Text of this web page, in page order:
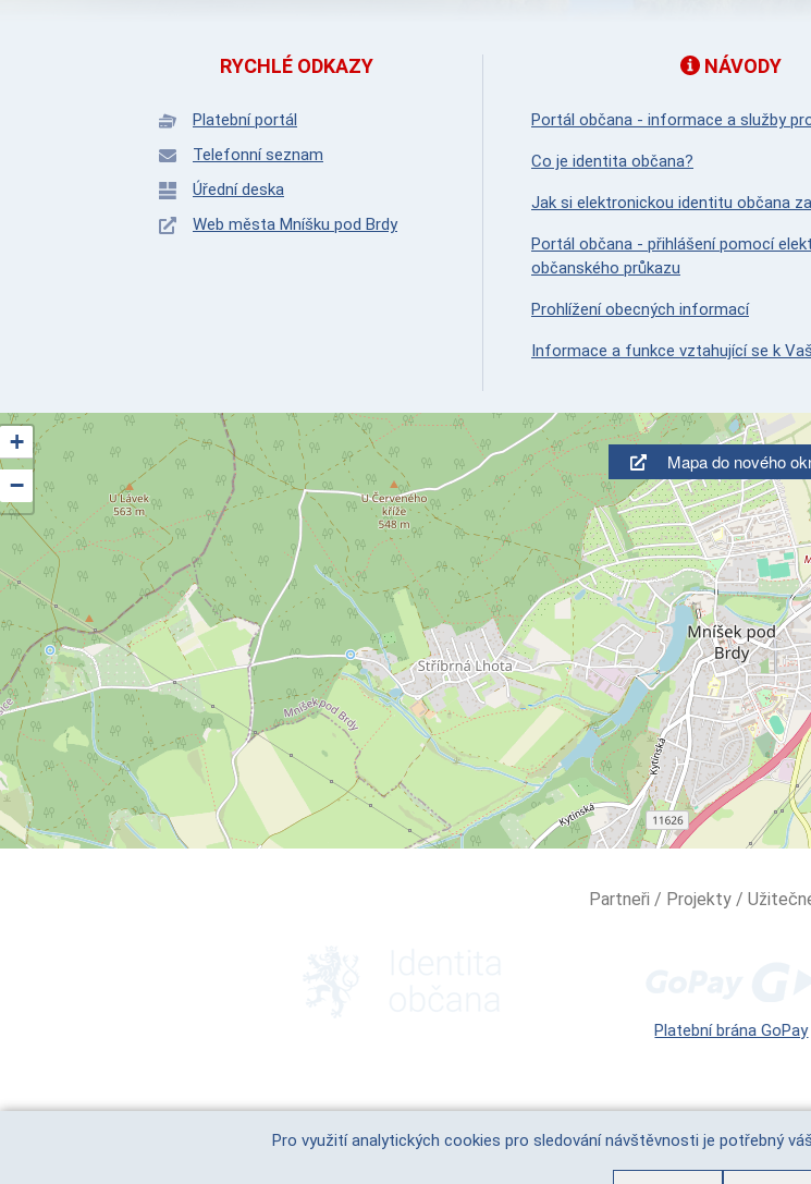
RYCHLÉ ODKAZY
Platební portál
Telefonní seznam
Úřední deska
Web města Mníšku pod Brdy
NÁVODY
Portál občana - informace a služby
Co je identita občana?
Jak si elektronickou identitu občana
Portál občana - přihlášení pomocí
občanského průkazu
Prohlížení obecných informací
Informace a funkce vztahující se k
+
−
Partneři / Projekty /
Platební brána GoPay
cookies |platební portál
Pro využití analytických cookies pro sledování návštěvnosti je potřebný